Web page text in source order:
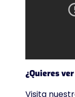
¿Quieres
Visita